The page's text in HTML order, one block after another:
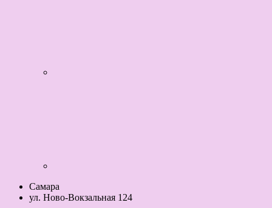
Самара
ул. Ново-Вокзальная 124